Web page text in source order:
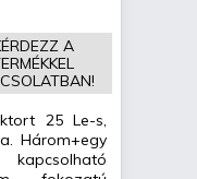
A
25 Le-s,
Három+egy